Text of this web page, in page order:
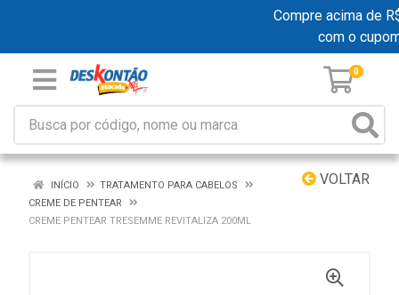
Compre acima de
com o
0
VOLTAR
INÍCIO
TRATAMENTO PARA CABELOS
CREME DE PENTEAR
CREME PENTEAR TRESEMME REVITALIZA 200ML